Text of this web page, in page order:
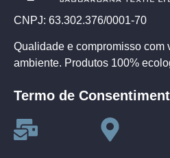
CNPJ: 63.302.376/0001-70
Qualidade e compromisso com
ambiente. Produtos 100%
Termo de